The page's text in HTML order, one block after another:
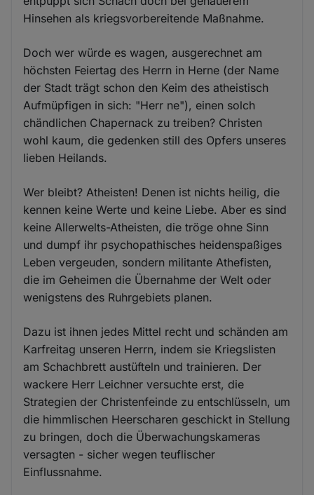
Hinsehen als kriegsvorbereitende Maßnahme.
Doch wer würde es wagen, ausgerechnet am
höchsten Feiertag des Herrn in Herne (der Name
der Stadt trägt schon den Keim des atheistisch
Aufmüpfigen in sich: "Herr ne"), einen solch
chändlichen Chapernack zu treiben? Christen
wohl kaum, die gedenken still des Opfers unseres
lieben Heilands.
Wer bleibt? Atheisten! Denen ist nichts heilig, die
kennen keine Werte und keine Liebe. Aber es sind
keine Allerwelts-Atheisten, die tröge ohne Sinn
und dumpf ihr psychopathisches heidenspaßiges
Leben vergeuden, sondern militante Athefisten,
die im Geheimen die Übernahme der Welt oder
wenigstens des Ruhrgebiets planen.
Dazu ist ihnen jedes Mittel recht und schänden am
Karfreitag unseren Herrn, indem sie Kriegslisten
am Schachbrett austüfteln und trainieren. Der
wackere Herr Leichner versuchte erst, die
Strategien der Christenfeinde zu entschlüsseln, um
die himmlischen Heerscharen geschickt in Stellung
zu bringen, doch die Überwachungskameras
versagten - sicher wegen teuflischer
Einflussnahme.